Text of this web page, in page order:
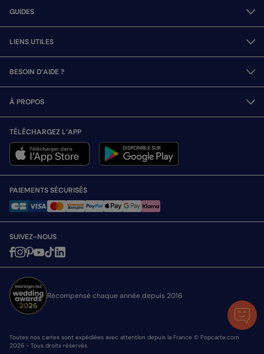
GUIDES
LIENS UTILES
BESOIN D’AIDE ?
À PROPOS
TÉLÉCHARGEZ L’APP
PAIEMENTS SÉCURISÉS
SUIVEZ-NOUS
Récompensé chaque année depuis 2016
Toutes nos cartes sont expédiées avec attention depuis la France © Popcarte.com
2026 - Tous droits réservés